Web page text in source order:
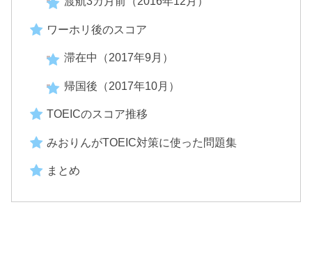
ワーホリ後のスコア
滞在中（2017年9月）
帰国後（2017年10月）
TOEICのスコア推移
みおりんがTOEIC対策に使った問題集
まとめ